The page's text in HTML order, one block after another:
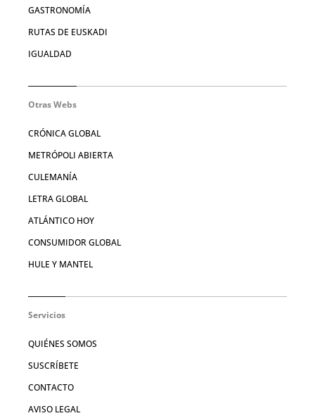
GASTRONOMÍA
RUTAS DE EUSKADI
IGUALDAD
Otras Webs
CRÓNICA GLOBAL
METRÓPOLI ABIERTA
CULEMANÍA
LETRA GLOBAL
ATLÁNTICO HOY
CONSUMIDOR GLOBAL
HULE Y MANTEL
Servicios
QUIÉNES SOMOS
SUSCRÍBETE
CONTACTO
AVISO LEGAL